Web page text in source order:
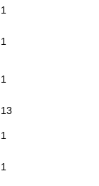
1
1
1
13
1
1